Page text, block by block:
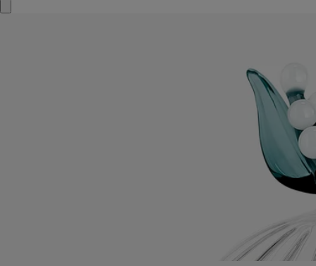
Pour bougie modèle
Soufflé à la bouche puis façonné à la main dans un atelier italien, ce
couvercle magnifie la bougie et préserve ses notes de muguet.
la bougie Muguet. Un porte-bonheur à offrir ou à s’offrir quand vient